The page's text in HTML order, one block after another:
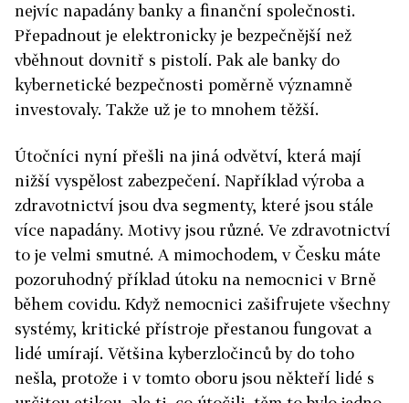
nejvíc napadány banky a finanční společnosti.
Přepadnout je elektronicky je bezpečnější než
vběhnout dovnitř s pistolí. Pak ale banky do
kybernetické bezpečnosti poměrně významně
investovaly. Takže už je to mnohem těžší.
Útočníci nyní přešli na jiná odvětví, která mají
nižší vyspělost zabezpečení. Například výroba a
zdravotnictví jsou dva segmenty, které jsou stále
více napadány. Motivy jsou různé. Ve zdravotnictví
to je velmi smutné. A mimochodem, v Česku máte
pozoruhodný příklad útoku na nemocnici v Brně
během covidu. Když nemocnici zašifrujete všechny
systémy, kritické přístroje přestanou fungovat a
lidé umírají. Většina kyberzločinců by do toho
nešla, protože i v tomto oboru jsou někteří lidé s